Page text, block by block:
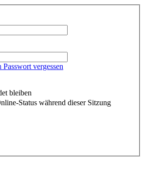
vergessen
bleiben
Status während dieser Sitzung